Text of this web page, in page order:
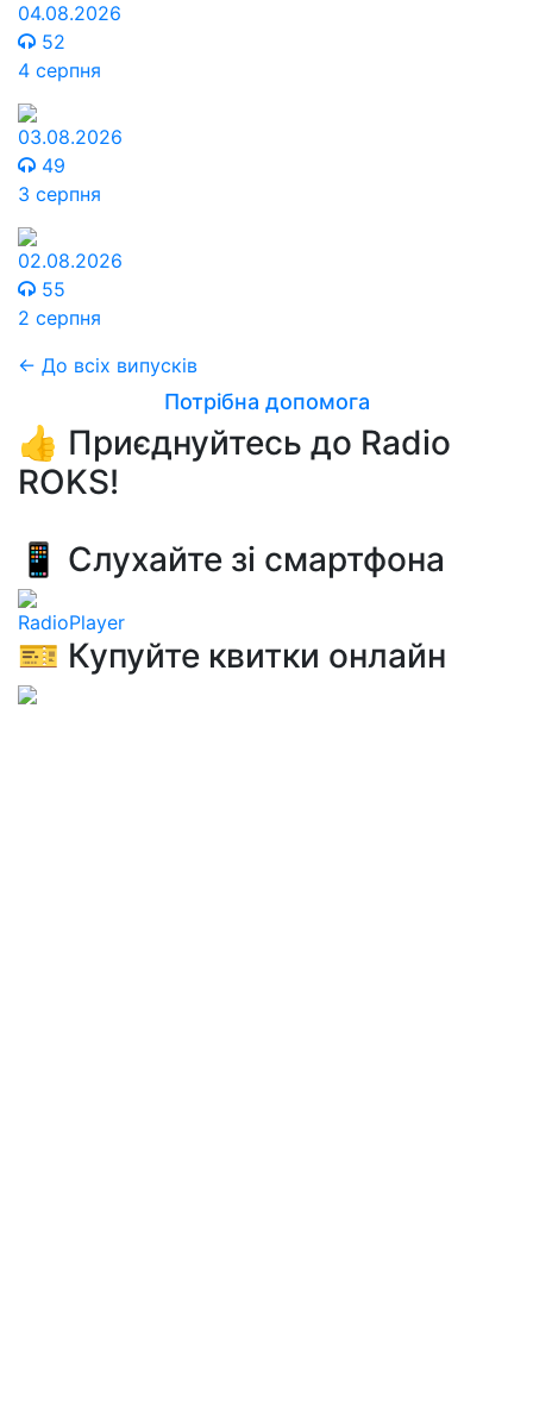
04.08.2026
52
4 серпня
03.08.2026
49
3 серпня
02.08.2026
55
2 серпня
← До всіх випусків
Потрібна допомога
👍 Приєднуйтесь до Radio
ROKS!
📱 Слухайте зі смартфона
RadioPlayer
🎫 Купуйте квитки онлайн